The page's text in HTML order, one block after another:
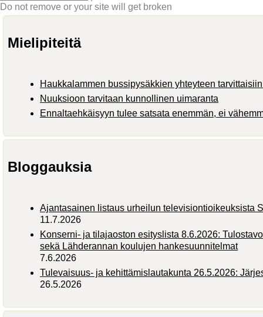
Do not remove or your site will get broken
Mielipiteitä
Haukkalammen bussipysäkkien yhteyteen
Nuuksioon tarvitaan kunnollinen uimaranta
Ennaltaehkäisyyn tulee satsata enemmän, ei
Bloggauksia
Ajantasainen listaus urheilun televisiontioikeuksista
11.7.2026
Konserni- ja tilajaoston esityslista 8.6.2026:
sekä Lähderannan koulujen hankesuunnitelmat
7.6.2026
Tulevaisuus- ja kehittämislautakunta 26.5.2026:
26.5.2026